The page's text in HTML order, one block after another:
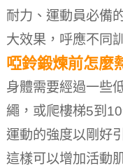
耐力、運動員必備
大效果，呼應不同
啞鈴鍛煉前怎麼
身體需要經過一些
繩，或爬樓梯5到
運動的強度以剛好
這樣可以增加活動